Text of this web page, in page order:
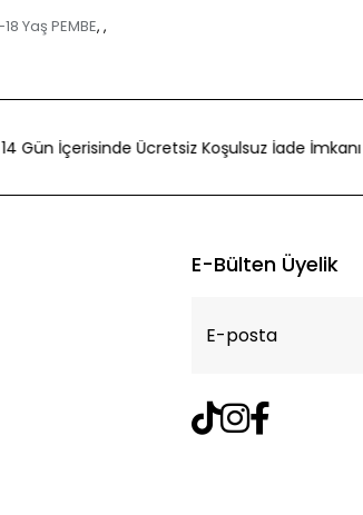
Yaş PEMBE, ,
14 Gün İçerisinde Ücretsiz Koşulsuz İade İmkanı
E-Bülten Üyelik